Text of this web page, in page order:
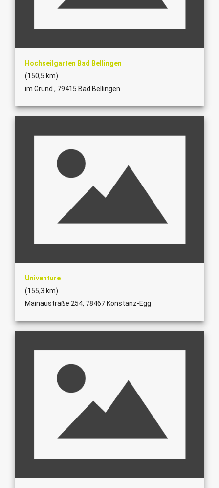
Hochseilgarten Bad Bellingen
(150,5 km)
im Grund , 79415 Bad Bellingen
Univenture
(155,3 km)
Mainaustraße 254, 78467 Konstanz-Egg